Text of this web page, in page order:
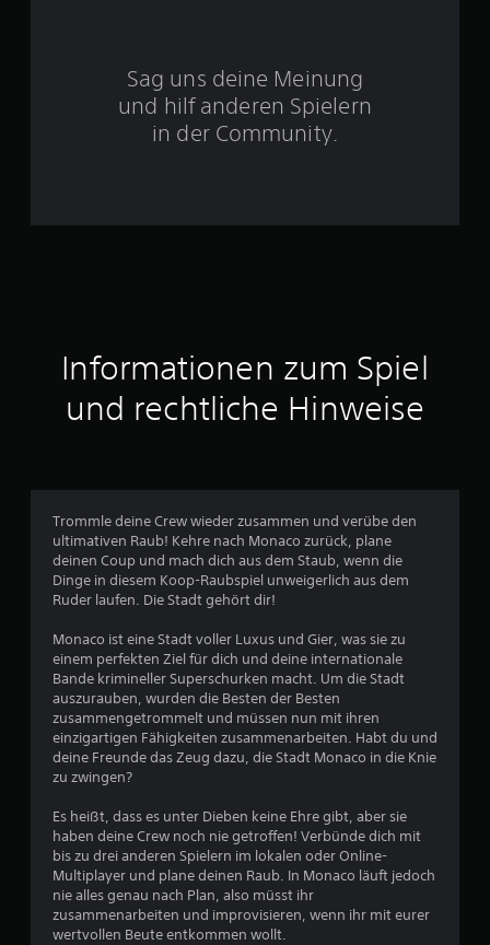
u
s
7
B
w
r
u
n
g
Sag uns deine Meinung
und hilf anderen Spielern
in der Community.
Informationen zum Spiel
und rechtliche Hinweise
Trommle deine Crew wieder zusammen und verübe den
ultimativen Raub! Kehre nach Monaco zurück, plane
deinen Coup und mach dich aus dem Staub, wenn die
Dinge in diesem Koop-Raubspiel unweigerlich aus dem
Ruder laufen. Die Stadt gehört dir!
Monaco ist eine Stadt voller Luxus und Gier, was sie zu
einem perfekten Ziel für dich und deine internationale
Bande krimineller Superschurken macht. Um die Stadt
auszurauben, wurden die Besten der Besten
zusammengetrommelt und müssen nun mit ihren
einzigartigen Fähigkeiten zusammenarbeiten. Habt du und
deine Freunde das Zeug dazu, die Stadt Monaco in die Knie
zu zwingen?
Es heißt, dass es unter Dieben keine Ehre gibt, aber sie
haben deine Crew noch nie getroffen! Verbünde dich mit
bis zu drei anderen Spielern im lokalen oder Online-
Multiplayer und plane deinen Raub. In Monaco läuft jedoch
nie alles genau nach Plan, also müsst ihr
zusammenarbeiten und improvisieren, wenn ihr mit eurer
wertvollen Beute entkommen wollt.